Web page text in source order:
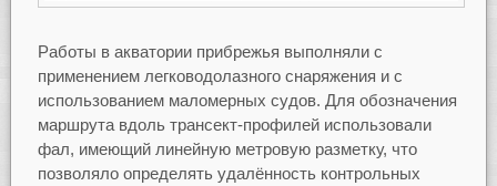
Работы в акватории прибрежья выполняли с
применением легководолазного снаряжения и с
использованием маломерных судов. Для обозначения
маршрута вдоль трансект-профилей использовали
фал, имеющий линейную метровую разметку, что
позволяло определять удалённость контрольных